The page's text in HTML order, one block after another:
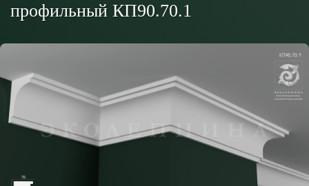
профильный КП90.70.1